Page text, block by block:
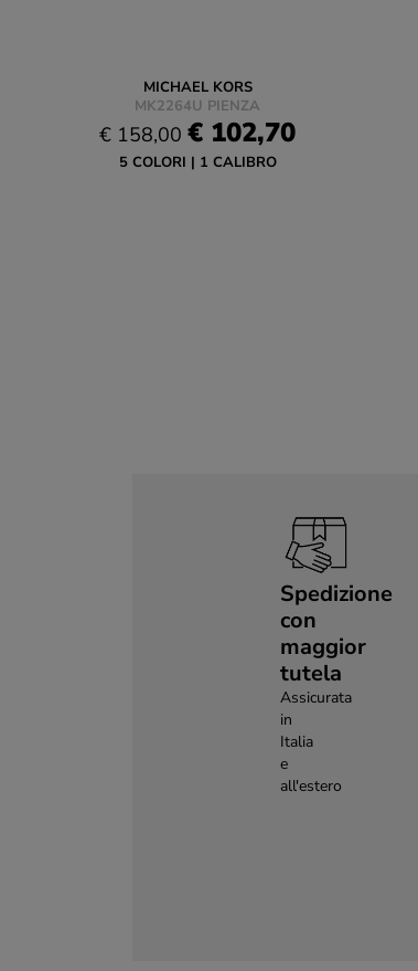
MICHAEL KORS
MK2264U PIENZA
€ 158,00 € 102,70
5 COLORI 1 CALIBRO
Spedizione
con
maggior
tutela
Assicurata
in
Italia
e
all'estero